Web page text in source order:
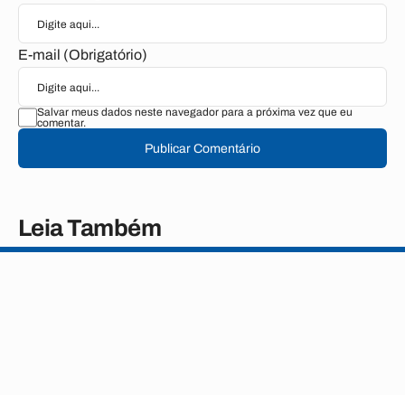
E-mail (Obrigatório)
Salvar meus dados neste navegador para a próxima vez que eu
comentar.
Publicar Comentário
Leia Também